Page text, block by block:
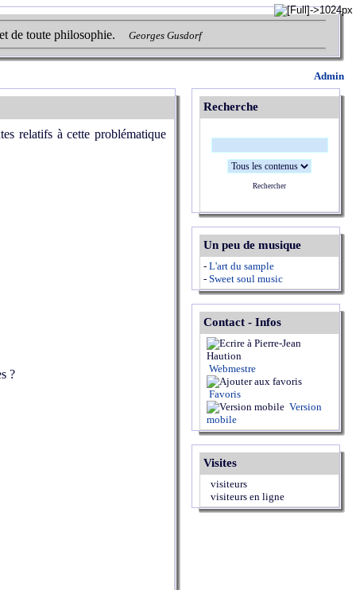
de toute philosophie. Georges Gusdorf
Admin
relatifs à cette problématique
?
Recherche
Rechercher
Un peu de musique
- L'art du sample
- Sweet soul music
Contact - Infos
Webmestre
Favoris
Version
mobile
Visites
visiteurs
visiteurs en ligne